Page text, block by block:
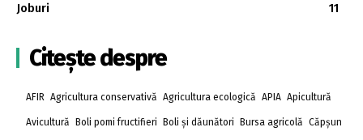
Joburi
11
Citește despre
AFIR Agricultura conservativă Agricultura ecologică APIA Apicultură
Avicultură Boli pomi fructifieri Boli și dăunători Bursa agricolă Căpșun